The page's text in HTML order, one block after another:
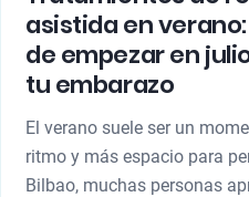
asistida en
de empezar en
tu embarazo
El verano suele ser un
ritmo y más espacio para
Bilbao, muchas personas